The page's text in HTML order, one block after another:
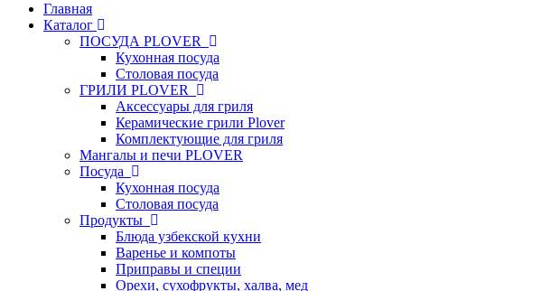
Главная
Каталог
ПОСУДА PLOVER
Кухонная посуда
Столовая посуда
ГРИЛИ PLOVER
Аксессуары для гриля
Керамические грили Plover
Комплектующие для гриля
Мангалы и печи PLOVER
Посуда
Кухонная посуда
Столовая посуда
Продукты
Блюда узбекской кухни
Варенье и компоты
Приправы и специи
Орехи, сухофрукты, халва, мед